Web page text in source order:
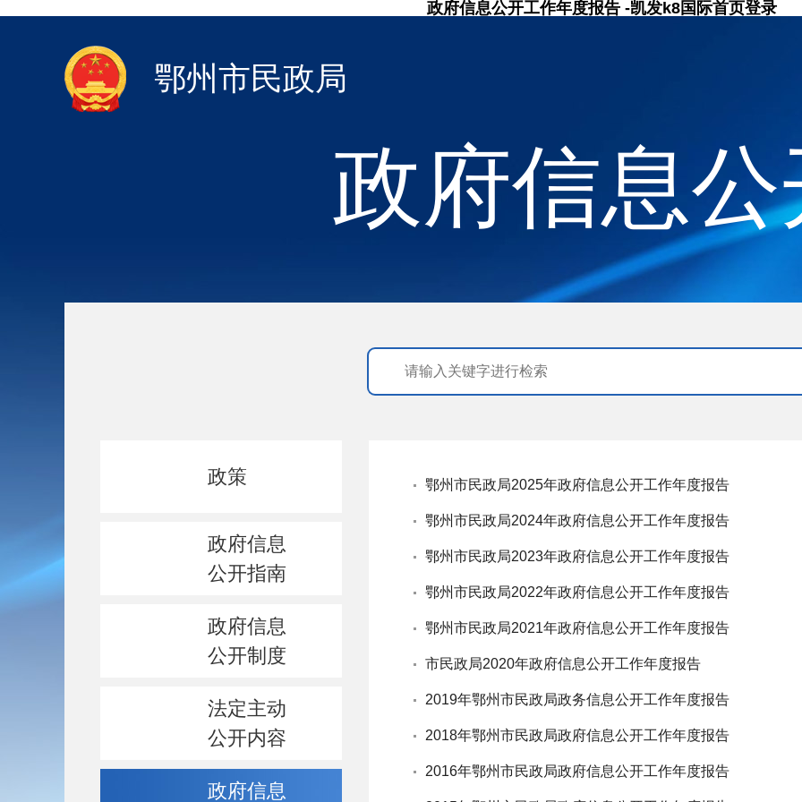
政府信息公开工作年度报告 -凯发k8国际首页登录
政府信息
鄂州市民政局
政策
政府信息
公开指南
政府信息
公开制度
法定主动
公开内容
政府信息
鄂州市民政局2025年政府信息公开工作年度报告
鄂州市民政局2024年政府信息公开工作年度报告
鄂州市民政局2023年政府信息公开工作年度报告
鄂州市民政局2022年政府信息公开工作年度报告
鄂州市民政局2021年政府信息公开工作年度报告
市民政局2020年政府信息公开工作年度报告
2019年鄂州市民政局政务信息公开工作年度报告
2018年鄂州市民政局政府信息公开工作年度报告
2016年鄂州市民政局政府信息公开工作年度报告